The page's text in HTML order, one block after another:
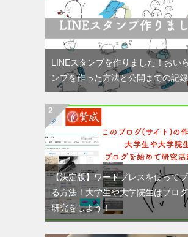
LINEスタンプを作りました！おい
ンプを作った方法と公開までの記
【決定版】ワードプレスを使って
る方法！大学生や大学院生はブロ
研究をしよう！